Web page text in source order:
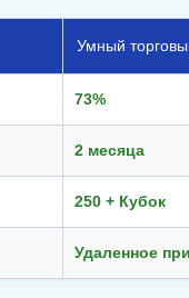
Умный
73%
2 месяца
250 + Кубок
Удаленное